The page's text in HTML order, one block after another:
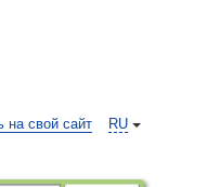
RU
на свой сайт